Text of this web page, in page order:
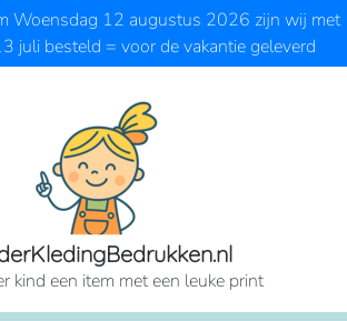
Woensdag 12 augustus 2026 zijn wij met
juli besteld = voor de vakantie geleverd
kind een item met een leuke print